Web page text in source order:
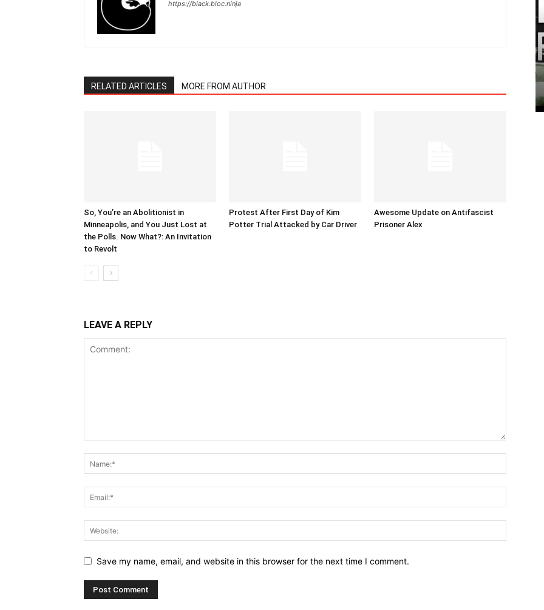
https://black.bloc.ninja
RELATED ARTICLES MORE FROM AUTHOR
So, You’re an Abolitionist in
Minneapolis, and You Just Lost at
the Polls. Now What?: An Invitation
to Revolt
Protest After First Day of Kim
Potter Trial Attacked by Car Driver
Awesome Update on Antifascist
Prisoner Alex
LEAVE A REPLY
Save my name, email, and website in this browser for the next time I comment.